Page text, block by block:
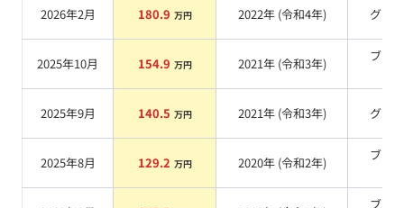
2026年2月 180.9 万円 2022年 (令和4年) グレー
2025年10月 154.9 万円 2021年 (令和3年)
ブラ
2025年9月 140.5 万円 2021年 (令和3年) グレー
2025年8月 129.2 万円 2020年 (令和2年)
ブラ
ブラ